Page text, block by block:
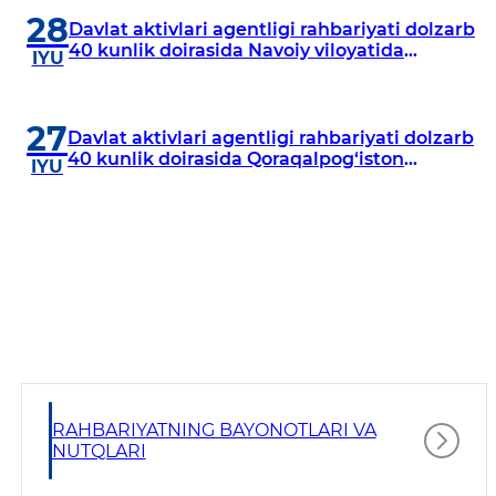
28
IYU
Davlat aktivlari agentligi rahbariyati dolzarb
40 kunlik doirasida Navoiy viloyatida
27
IYU
Davlat aktivlari agentligi rahbariyati dolzarb
40 kunlik doirasida Qoraqalpog‘iston
RAHBARIYATNING BAYONOTLARI VA
NUTQLARI